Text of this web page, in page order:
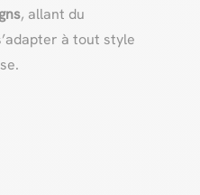
, allant du
à tout style